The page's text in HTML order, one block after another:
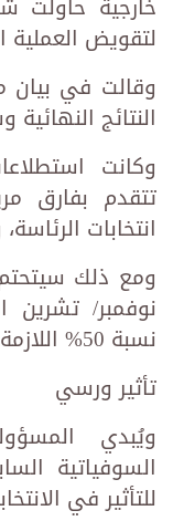
لتقويض العملية
وقالت في بيان
النتائج
وكانت
تتقدم بفارق
انتخابات
ومع ذلك
نوفمبر/ تشرين
نسبة 50% اللازمة للفوز من الجولة الأولى.
تأثير ورسي
ويُبدي
السوفياتية
للتأثير في